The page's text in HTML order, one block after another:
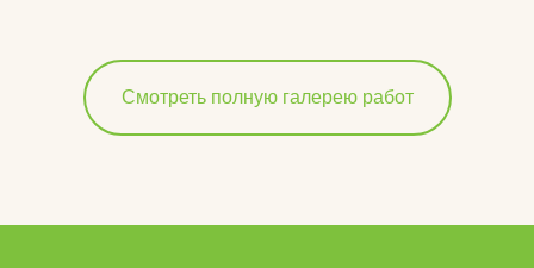
Смотреть полную галерею работ